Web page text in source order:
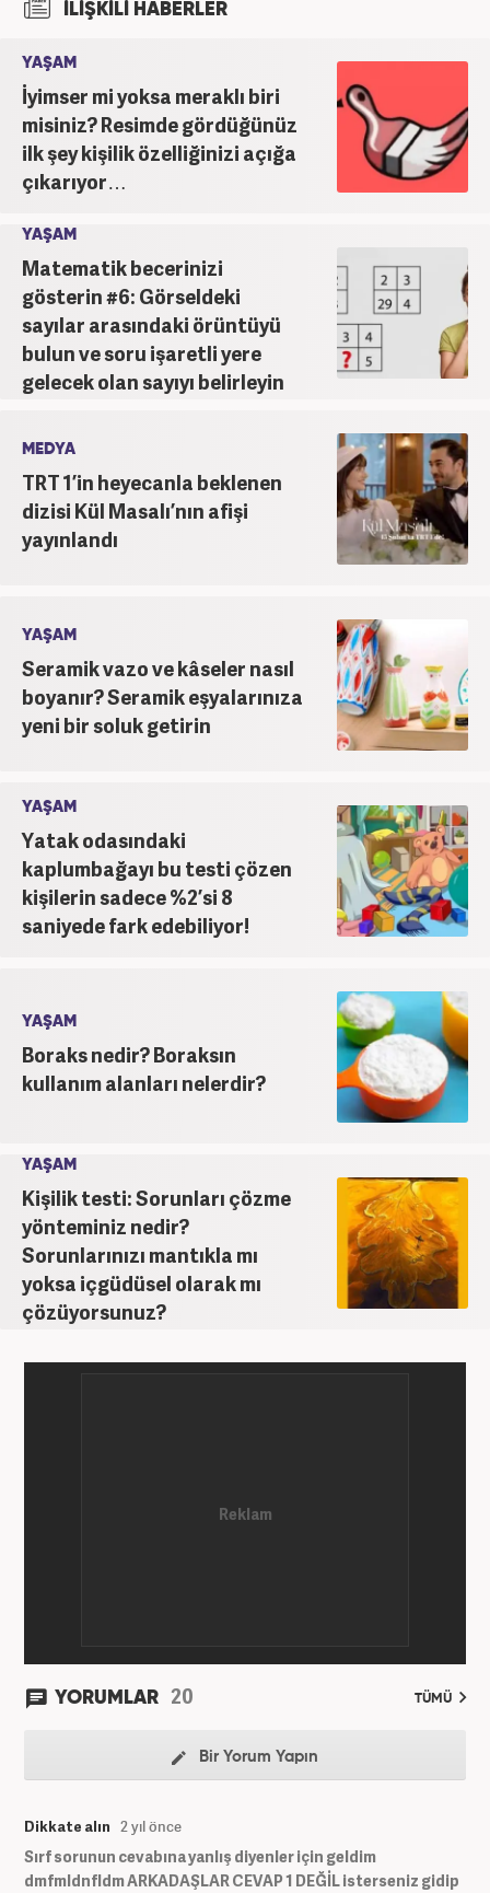
bağlı Haber7.com bünyesinde ‘SEO Editörü’
İLİŞKİLİ HABERLER
YAŞAM
İyimser mi yoksa meraklı biri
misiniz? Resimde gördüğünüz
ilk şey kişilik özelliğinizi açığa
çıkarıyor…
YAŞAM
Matematik becerinizi
gösterin #6: Görseldeki
sayılar arasındaki örüntüyü
bulun ve soru işaretli yere
gelecek olan sayıyı belirleyin
MEDYA
TRT 1’in heyecanla beklenen
dizisi Kül Masalı’nın afişi
yayınlandı
YAŞAM
Seramik vazo ve kâseler nasıl
boyanır? Seramik eşyalarınıza
yeni bir soluk getirin
YAŞAM
Yatak odasındaki
kaplumbağayı bu testi çözen
kişilerin sadece %2’si 8
saniyede fark edebiliyor!
YAŞAM
Boraks nedir? Boraksın
kullanım alanları nelerdir?
YAŞAM
Kişilik testi: Sorunları çözme
yönteminiz nedir?
Sorunlarınızı mantıkla mı
yoksa içgüdüsel olarak mı
çözüyorsunuz?
YORUMLAR 20 TÜMÜ
Bir Yorum Yapın
Dikkate alın 2 yıl önce
Sırf sorunun cevabına yanlış diyenler için geldim
dmfmldnfldm ARKADAŞLAR CEVAP 1 DEĞİL isterseniz gidip